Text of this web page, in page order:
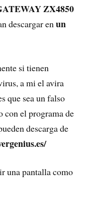
ZX4850
descargar enun
si tienen
a mi el avira
que sea un falso
con el programa de
descarga de
una pantalla como